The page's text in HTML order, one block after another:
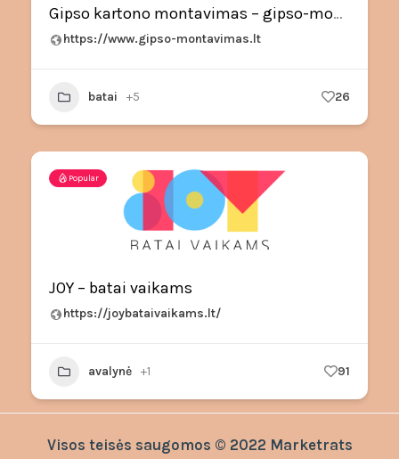
Gipso kartono montavimas – gipso-montavimas.lt
https://www.gipso-montavimas.lt
batai +5 26
Popular
JOY – batai vaikams
https://joybataivaikams.lt/
avalynė +1 91
Visos teisės saugomos © 2022 Marketrats